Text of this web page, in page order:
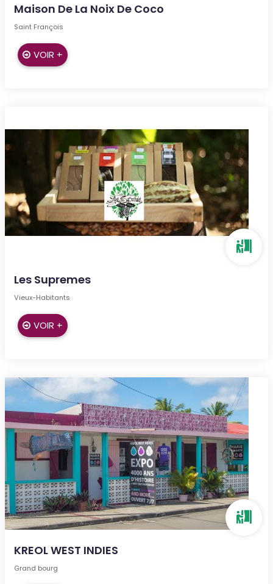
Maison De La Noix De Coco
Saint François
VOIR +
Les Supremes
Vieux-Habitants
VOIR +
KREOL WEST INDIES
Grand bourg